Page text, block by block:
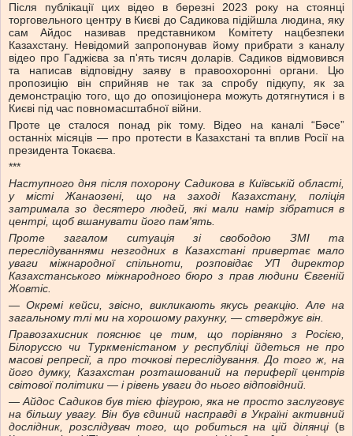
Після публікації цих відео в березні 2023 року на стоянці
торговельного центру в Києві до Садикова підійшла людина, яку
сам Айдос називав представником Комітету нацбезпеки
Казахстану. Невідомий запропонував йому прибрати з каналу
відео про Гаджієва за п'ять тисяч доларів. Садиков відмовився
та написав відповідну заяву в правоохоронні органи. Цю
пропозицію він сприйняв не так за спробу підкупу, як за
демонстрацію того, що до опозиціонера можуть дотягнутися і в
Києві під час повномасштабної війни.
Проте це сталося понад рік тому. Відео на каналі “Бәсе”
останніх місяців — про протести в Казахстані та вплив Росії на
президента Токаєва.
***
Наступного дня після похорону Садикова в Київській області,
у місті Жанаозені, що на заході Казахстану, поліція
затримала зо десятеро людей, які мали намір зібратися в
центрі, щоб вшанувати його пам'ять.
Проте загалом ситуація зі свободою ЗМІ та
переслідуваннями незгодних в Казахстані привертає мало
уваги міжнародної спільноти, розповідає УП директор
Казахстанського міжнародного бюро з прав людини Євгеній
Жовтіс.
— Окремі кейси, звісно, ​​викликають якусь реакцію. Але на
загальному тлі ми на хорошому рахунку, — стверджує він.
Правозахисник пояснює це тим, що порівняно з Росією,
Білоруссю чи Туркменістаном у республіці йдеться не про
масові репресії, а про точкові переслідування. До того ж, на
його думку, Казахстан розташований на периферії центрів
світової політики — і рівень уваги до нього відповідний.
— Айдос Садиков був тією фігурою, яка не просто заслуговує
на більшу увагу. Він був єдиний насправді в Україні активний
дослідник, розслідувач того, що робиться на цій ділянці (в